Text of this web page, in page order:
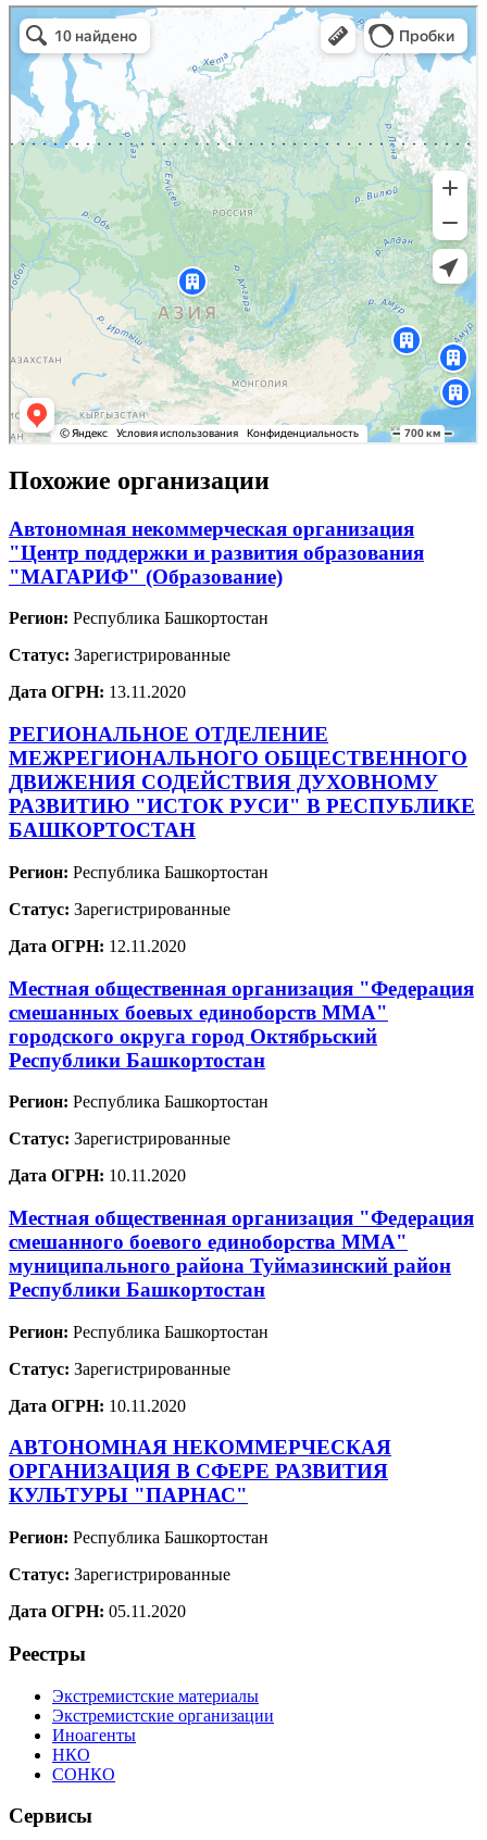
Похожие организации
Автономная некоммерческая организация
"Центр поддержки и развития образования
"МАГАРИФ" (Образование)
Регион: Республика Башкортостан
Статус: Зарегистрированные
Дата ОГРН: 13.11.2020
РЕГИОНАЛЬНОЕ ОТДЕЛЕНИЕ
МЕЖРЕГИОНАЛЬНОГО ОБЩЕСТВЕННОГО
ДВИЖЕНИЯ СОДЕЙСТВИЯ ДУХОВНОМУ
РАЗВИТИЮ "ИСТОК РУСИ" В РЕСПУБЛИКЕ
БАШКОРТОСТАН
Регион: Республика Башкортостан
Статус: Зарегистрированные
Дата ОГРН: 12.11.2020
Местная общественная организация "Федерация
смешанных боевых единоборств ММА"
городского округа город Октябрьский
Республики Башкортостан
Регион: Республика Башкортостан
Статус: Зарегистрированные
Дата ОГРН: 10.11.2020
Местная общественная организация "Федерация
смешанного боевого единоборства ММА"
муниципального района Туймазинский район
Республики Башкортостан
Регион: Республика Башкортостан
Статус: Зарегистрированные
Дата ОГРН: 10.11.2020
АВТОНОМНАЯ НЕКОММЕРЧЕСКАЯ
ОРГАНИЗАЦИЯ В СФЕРЕ РАЗВИТИЯ
КУЛЬТУРЫ "ПАРНАС"
Регион: Республика Башкортостан
Статус: Зарегистрированные
Дата ОГРН: 05.11.2020
Реестры
Экстремистские материалы
Экстремистские организации
Иноагенты
НКО
СОНКО
Сервисы